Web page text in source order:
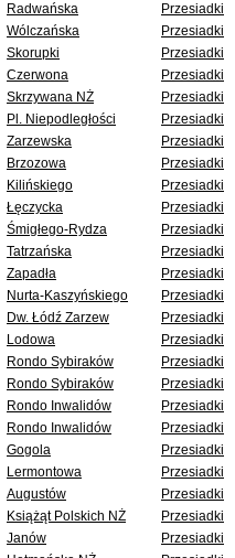
Radwańska
Przesiadki
Wólczańska
Przesiadki
Skorupki
Przesiadki
Czerwona
Przesiadki
Skrzywana NŻ
Przesiadki
Pl. Niepodległości
Przesiadki
Zarzewska
Przesiadki
Brzozowa
Przesiadki
Kilińskiego
Przesiadki
Łęczycka
Przesiadki
Śmigłego-Rydza
Przesiadki
Tatrzańska
Przesiadki
Zapadła
Przesiadki
Nurta-Kaszyńskiego
Przesiadki
Dw. Łódź Zarzew
Przesiadki
Lodowa
Przesiadki
Rondo Sybiraków
Przesiadki
Rondo Sybiraków
Przesiadki
Rondo Inwalidów
Przesiadki
Rondo Inwalidów
Przesiadki
Gogola
Przesiadki
Lermontowa
Przesiadki
Augustów
Przesiadki
Książąt Polskich NŻ
Przesiadki
Janów
Przesiadki